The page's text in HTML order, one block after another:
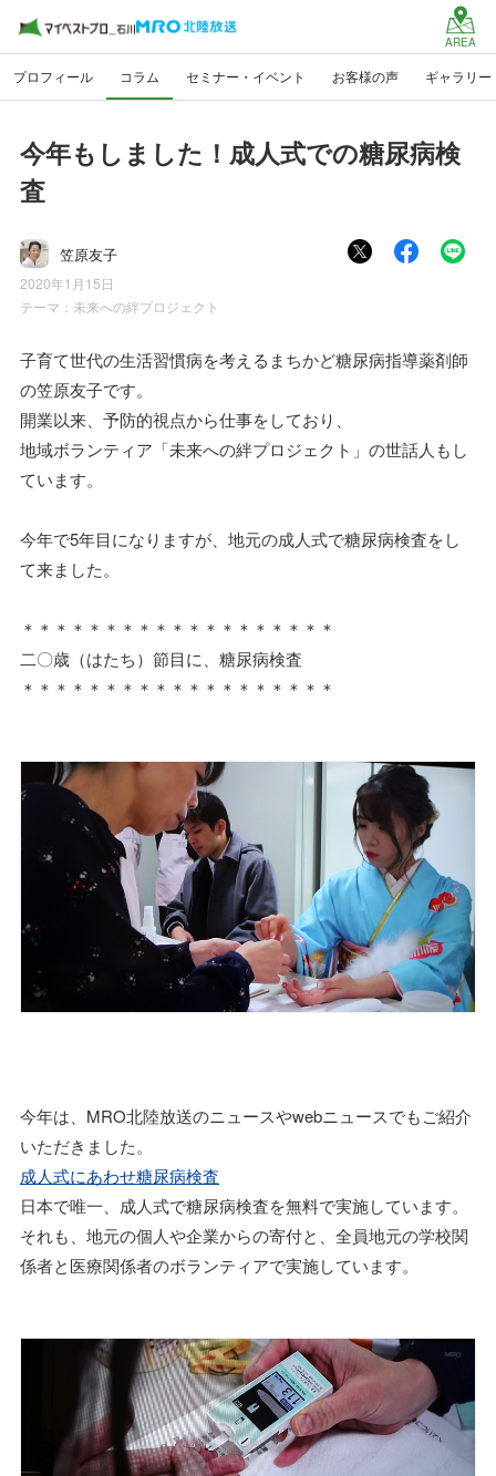
AREA
プロフィール コラム セミナー・イベント お客様の声 ギャラリー
今年もしました！成人式での糖尿病検
査
笠原友子
2020年1月15日
テーマ： 未来への絆プロジェクト
子育て世代の生活習慣病を考えるまちかど糖尿病指導薬剤師
の笠原友子です。
開業以来、予防的視点から仕事をしており、
地域ボランティア「未来への絆プロジェクト」の世話人もし
ています。
今年で5年目になりますが、地元の成人式で糖尿病検査をし
て来ました。
＊＊＊＊＊＊＊＊＊＊＊＊＊＊＊＊＊＊＊
二〇歳（はたち）節目に、糖尿病検査
＊＊＊＊＊＊＊＊＊＊＊＊＊＊＊＊＊＊＊
今年は、MRO北陸放送のニュースやwebニュースでもご紹介
いただきました。
成人式にあわせ糖尿病検査
日本で唯一、成人式で糖尿病検査を無料で実施しています。
それも、地元の個人や企業からの寄付と、全員地元の学校関
係者と医療関係者のボランティアで実施しています。